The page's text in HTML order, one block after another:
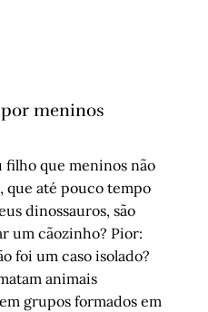
meninos
filho que meninos não
que até pouco tempo
dinossauros, são
um cãozinho? Pior:
foi um caso isolado?
animais
grupos formados em